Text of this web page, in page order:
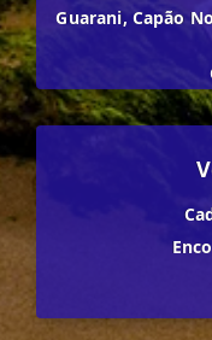
Guarani, Capão